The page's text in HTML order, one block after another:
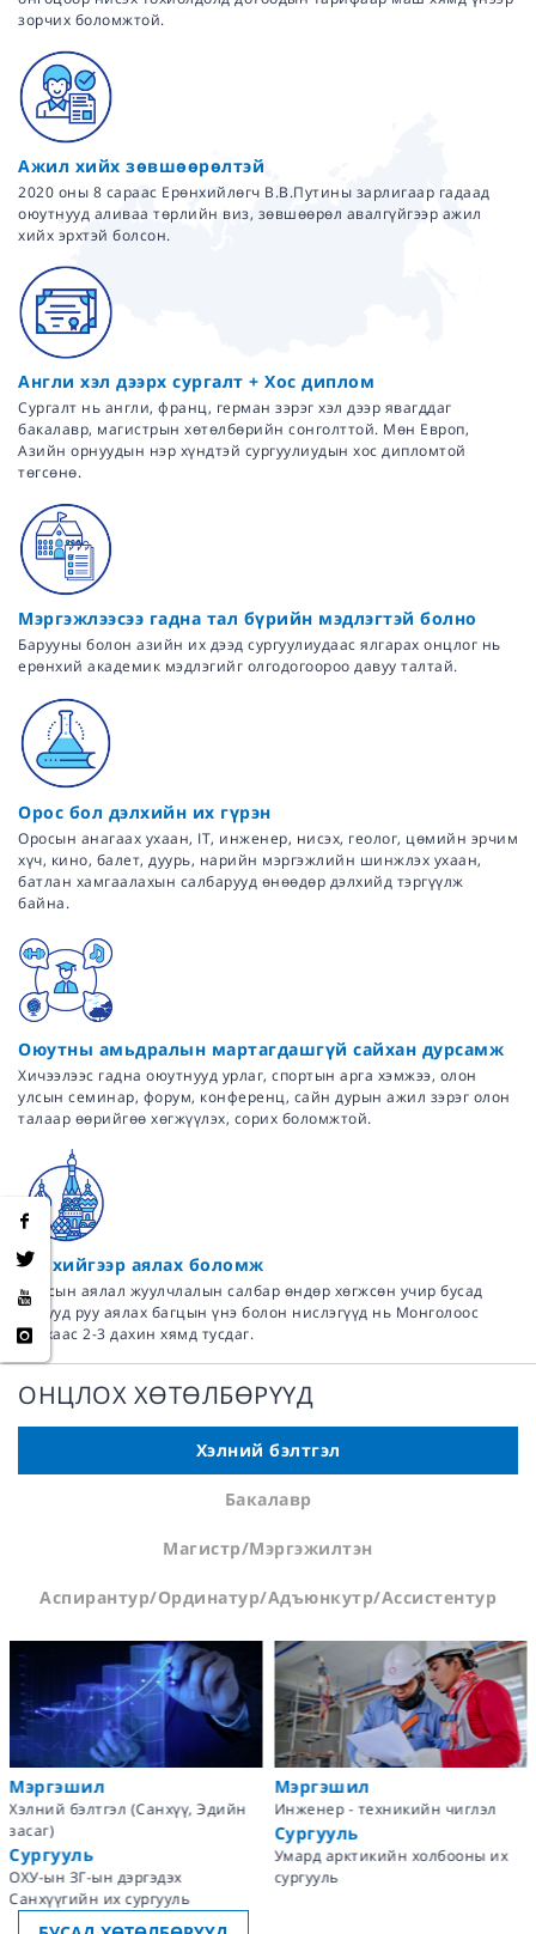
зорчих боломжтой.
Ажил хийх зөвшөөрөлтэй
2020 оны 8 сараас Ерөнхийлөгч В.В.Путины зарлигаар гадаад
оюутнууд аливаа төрлийн виз, зөвшөөрөл авалгүйгээр ажил
хийх эрхтэй болсон.
Англи хэл дээрх сургалт + Хос диплом
Сургалт нь англи, франц, герман зэрэг хэл дээр явагддаг
бакалавр, магистрын хөтөлбөрийн сонголттой. Мөн Европ,
Азийн орнуудын нэр хүндтэй сургуулиудын хос дипломтой
төгсөнө.
Мэргэжлээсээ гадна тал бүрийн мэдлэгтэй болно
Барууны болон азийн их дээд сургуулиудаас ялгарах онцлог нь
ерөнхий академик мэдлэгийг олгодогоороо давуу талтай.
Орос бол дэлхийн их гүрэн
Оросын анагаах ухаан, IT, инженер, нисэх, геолог, цөмийн эрчим
хүч, кино, балет, дуурь, нарийн мэргэжлийн шинжлэх ухаан,
батлан хамгаалахын салбарууд өнөөдөр дэлхийд тэргүүлж
байна.
Оюутны амьдралын мартагдашгүй сайхан дурсамж
Хичээлээс гадна оюутнууд урлаг, спортын арга хэмжээ, олон
улсын семинар, форум, конференц, сайн дурын ажил зэрэг олон
талаар өөрийгөө хөгжүүлэх, сорих боломжтой.
Дэлхийгээр аялах боломж
Оросын аялал жуулчлалын салбар өндөр хөгжсөн учир бусад
орнууд руу аялах багцын үнэ болон нислэгүүд нь Монголоос
явахаас 2-3 дахин хямд тусдаг.
ОНЦЛОХ ХӨТӨЛБӨРҮҮД
Хэлний бэлтгэл
Бакалавр
Магистр/Мэргэжилтэн
Аспирантур/Ординатур/Адъюнкутр/Ассистентур
Мэргэшил
Хэлний бэлтгэл (Санхүү, Эдийн
засаг)
Сургууль
ОХУ-ын ЗГ-ын дэргэдэх
Санхүүгийн их сургууль
Мэргэшил
Инженер - техникийн чиглэл
Сургууль
Умард арктикийн холбооны их
сургууль